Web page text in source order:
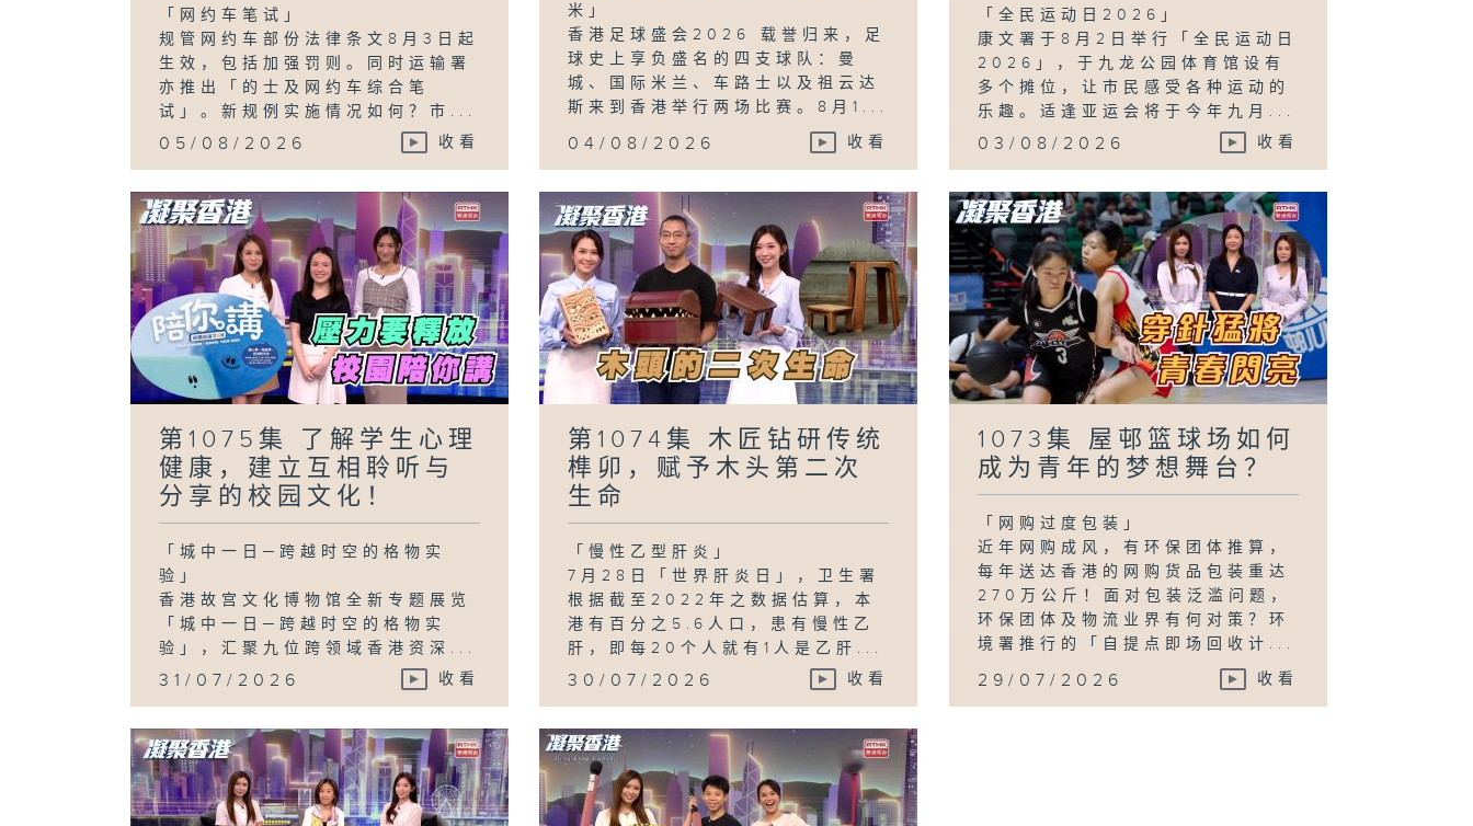
「网约车笔试」
规管网约车部份法律条文8月3日起
生效，包括加强罚则。同时运输署
亦推出「的士及网约车综合笔
试」。新规例实施情况如何？市...
05/08/2026 收看
米」
香港足球盛会2026 载誉归来，足
球史上享负盛名的四支球队：曼
城、国际米兰、车路士以及祖云达
斯来到香港举行两场比赛。8月1...
04/08/2026 收看
「全民运动日2026」
康文署于8月2日举行「全民运动日
2026」，于九龙公园体育馆设有
多个摊位，让市民感受各种运动的
乐趣。适逢亚运会将于今年九月...
03/08/2026 收看
第1075集 了解学生心理
健康，建立互相聆听与
分享的校园文化！
「城中一日─跨越时空的格物实
验」
香港故宫文化博物馆全新专题展览
「城中一日─跨越时空的格物实
验」，汇聚九位跨领域香港资深...
31/07/2026 收看
第1074集 木匠钻研传统
榫卯，赋予木头第二次
生命
「慢性乙型肝炎」
7月28日「世界肝炎日」，卫生署
根据截至2022年之数据估算，本
港有百分之5.6人口，患有慢性乙
肝，即每20个人就有1人是乙肝...
30/07/2026 收看
1073集 屋邨篮球场如何
成为青年的梦想舞台？
「网购过度包装」
近年网购成风，有环保团体推算，
每年送达香港的网购货品包装重达
270万公斤！面对包装泛滥问题，
环保团体及物流业界有何对策？环
境署推行的「自提点即场回收计...
29/07/2026 收看